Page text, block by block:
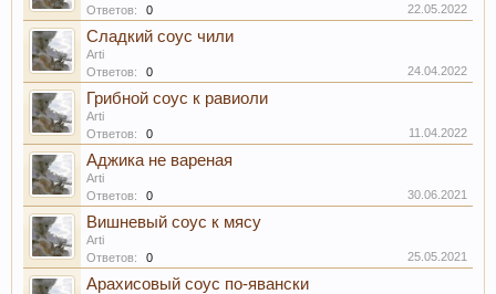
Ответов:
0 22.05.2022
Сладкий соус чили
Arti
Ответов:
0 24.04.2022
Грибной соус к равиоли
Arti
Ответов:
0 11.04.2022
Аджика не вареная
Arti
Ответов:
0 30.06.2021
Вишневый соус к мясу
Arti
Ответов:
0 25.05.2021
Арахисовый соус по-явански